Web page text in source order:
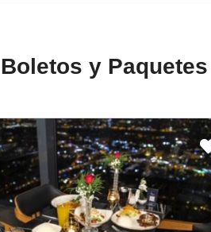
y Paquetes